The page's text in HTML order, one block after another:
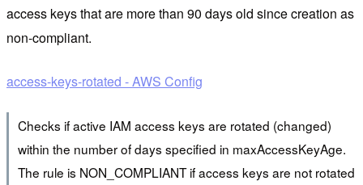
access keys that are more than 90 days old since creation as
non-compliant.
access-keys-rotated - AWS Config
Checks if active IAM access keys are rotated (changed)
within the number of days specified in maxAccessKeyAge.
The rule is NON_COMPLIANT if access keys are not rotated